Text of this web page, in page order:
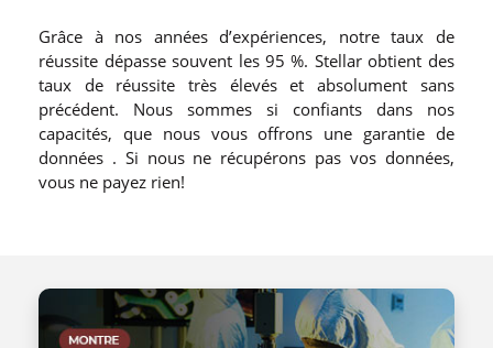
Grâce à nos années d’expériences, notre taux de
réussite dépasse souvent les 95 %. Stellar obtient des
taux de réussite très élevés et absolument sans
précédent. Nous sommes si confiants dans nos
capacités, que nous vous offrons une garantie de
données . Si nous ne récupérons pas vos données,
vous ne payez rien!